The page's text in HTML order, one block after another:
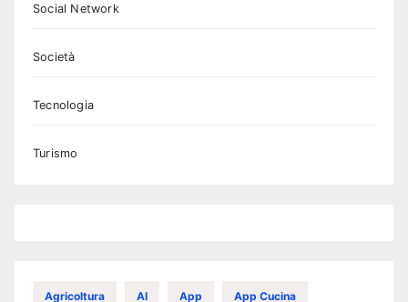
Social Network
Società
Tecnologia
Turismo
Agricoltura AI App App Cucina